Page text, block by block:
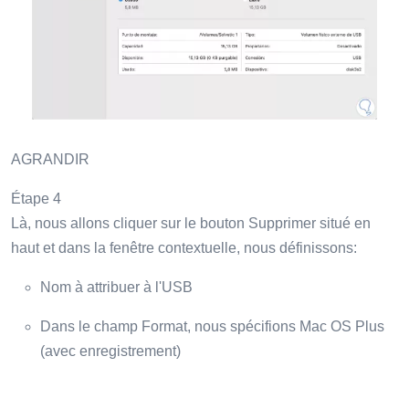
AGRANDIR
Étape 4
Là, nous allons cliquer sur le bouton Supprimer situé en
haut et dans la fenêtre contextuelle, nous définissons:
Nom à attribuer à l'USB
Dans le champ Format, nous spécifions Mac OS Plus
(avec enregistrement)